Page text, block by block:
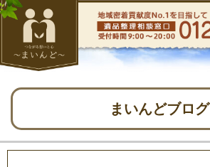
まいんどブログ